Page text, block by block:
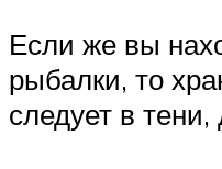
Если же вы
рыбалки, то
следует в